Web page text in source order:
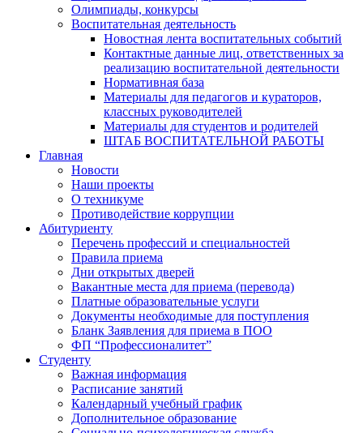
Олимпиады, конкурсы
Воспитательная деятельность
Новостная лента воспитательных событий
Контактные данные лиц, ответственных за
реализацию воспитательной деятельности
Нормативная база
Материалы для педагогов и кураторов,
классных руководителей
Материалы для студентов и родителей
ШТАБ ВОСПИТАТЕЛЬНОЙ РАБОТЫ
Главная
Новости
Наши проекты
О техникуме
Противодействие коррупции
Абитуриенту
Перечень профессий и специальностей
Правила приема
Дни открытых дверей
Вакантные места для приема (перевода)
Платные образовательные услуги
Документы необходимые для поступления
Бланк Заявления для приема в ПОО
ФП “Профессионалитет”
Студенту
Важная информация
Расписание занятий
Календарный учебный график
Дополнительное образование